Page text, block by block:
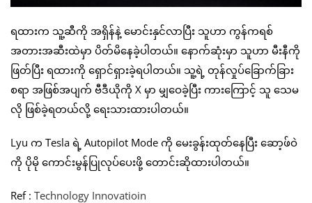
ရထားက သူ့ဆီကို အရှိန်နဲ့ မောင်းနှင်လာပြီး သူဟာ ကွန်ကရစ်
အတားအဆီးထဲမှာ ပိတ်မိနေခဲ့ပါတယ်။ နောက်ဆုံးမှာ သူဟာ မီးနီကို
ဖြတ်ပြီး ရထားကို ရှောင်ရှားခဲ့ရပါတယ်။ သူ့ရဲ့ တုန်လှုပ်ခြောက်ခြား
စရာ အဖြစ်အပျက် ဗီဒီယိုကို X မှာ မျှဝေခဲ့ပြီး ကားကြောင့် သူ သေမ
လို ဖြစ်ခဲ့ရတယ်လို့ ရေးသားထားပါတယ်။
Lyu က Tesla ရဲ့ Autopilot Mode ကို မေးခွန်းထုတ်နေပြီး ဆော့ဖ်ဝဲ
ကို ပိုမို ကောင်းမွန်ပြုလုပ်ပေးဖို့ တောင်းဆိုထားပါတယ်။
Ref : Technology Innovatioin